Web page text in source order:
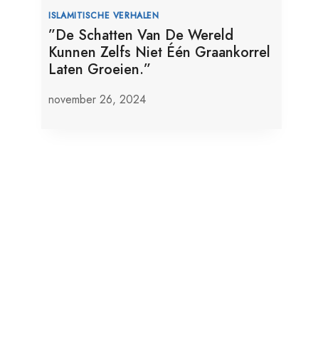
ISLAMITISCHE VERHALEN
”De Schatten Van De Wereld
Kunnen Zelfs Niet Één Graankorrel
Laten Groeien.”
november 26, 2024